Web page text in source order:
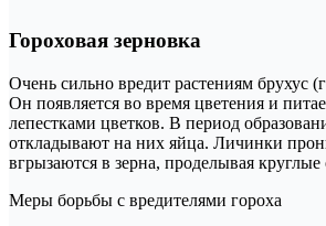
Гороховая зерновка
Очень сильно вредит растениям брухус
Он появляется во время цветения и
лепестками цветков. В период
откладывают на них яйца. Личинки
вгрызаются в зерна, проделывая круглые
Меры борьбы с вредителями гороха